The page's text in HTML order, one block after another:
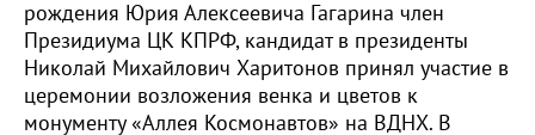
рождения Юрия Алексеевича Гагарина член
Президиума ЦК КПРФ, кандидат в президенты
Николай Михайлович Харитонов принял участие в
церемонии возложения венка и цветов к
монументу «Аллея Космонавтов» на ВДНХ. В